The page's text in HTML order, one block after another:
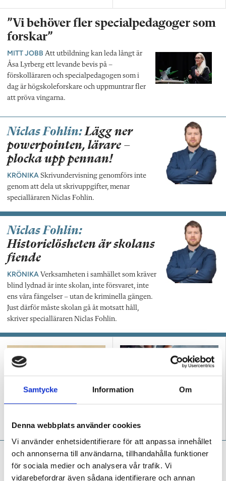
Samtycke Information Om
Denna webbplats använder cookies
Vi använder enhetsidentifierare för att anpassa innehållet
och annonserna till användarna, tillhandahålla funktioner
för sociala medier och analysera vår trafik. Vi
vidarebefordrar även sådana identifierare och annan
”Vi behöver fler specialpedagoger som
forskar”
MITT JOBB Att utbildning kan leda långt är
Åsa Lyrberg ett levande bevis på –
förskolläraren och specialpedagogen som i
dag är högskoleforskare och uppmuntrar fler
att pröva vingarna.
Niclas Fohlin:Lägg ner
powerpointen, lärare –
plocka upp pennan!
KRÖNIKA Skrivundervisning genomförs inte
genom att dela ut skrivuppgifter, menar
specialläraren Niclas Fohlin.
Niclas Fohlin:
Historielösheten är skolans
fiende
KRÖNIKA Verksamheten i samhället som kräver
blind lydnad är inte skolan, inte försvaret, inte
ens våra fängelser – utan de kriminella gängen.
Just därför måste skolan gå åt motsatt håll,
skriver specialläraren Niclas Fohlin.
handlingskraften”
Niclas Fohlin:”En epidemi i
skolan – nånannanismen